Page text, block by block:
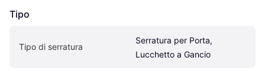
Tipo
Tipo di serratura
Serratura per Porta,
Lucchetto a Gancio